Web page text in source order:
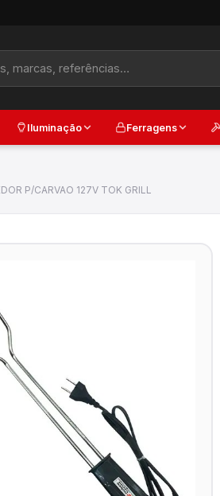
Iluminação Ferragens
P/CARVAO 127V TOK GRILL